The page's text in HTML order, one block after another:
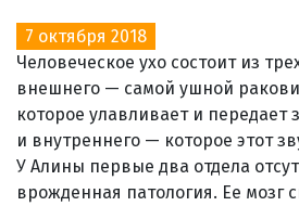
7 октября 2018
Человеческое ухо состоит из
внешнего — самой ушной
которое улавливает и передает
и внутреннего — которое этот
У Алины первые два отдела
врожденная патология. Ее мозг